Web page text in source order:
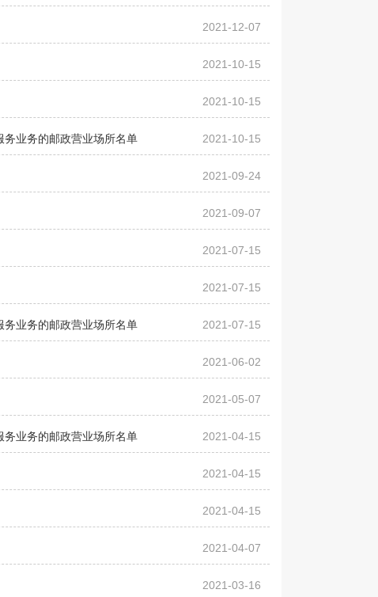
2021-12-07
2021-10-15
2021-10-15
业务的邮政营业场所名单 2021-10-15
2021-09-24
2021-09-07
2021-07-15
2021-07-15
业务的邮政营业场所名单 2021-07-15
2021-06-02
2021-05-07
业务的邮政营业场所名单 2021-04-15
2021-04-15
2021-04-15
2021-04-07
2021-03-16